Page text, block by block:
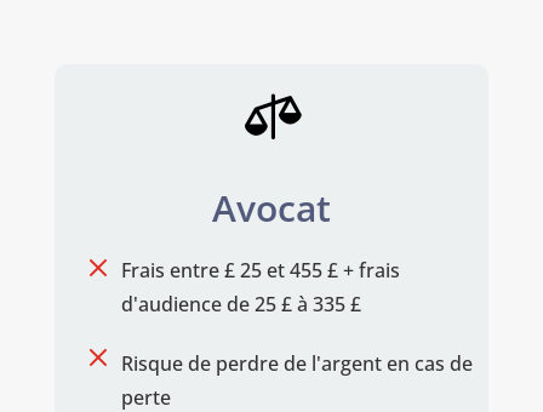

Avocat
M Frais entre £ 25 et 455 £ + frais
d'audience de 25 £ à 335 £
M Risque de perdre de l'argent en cas de
perte